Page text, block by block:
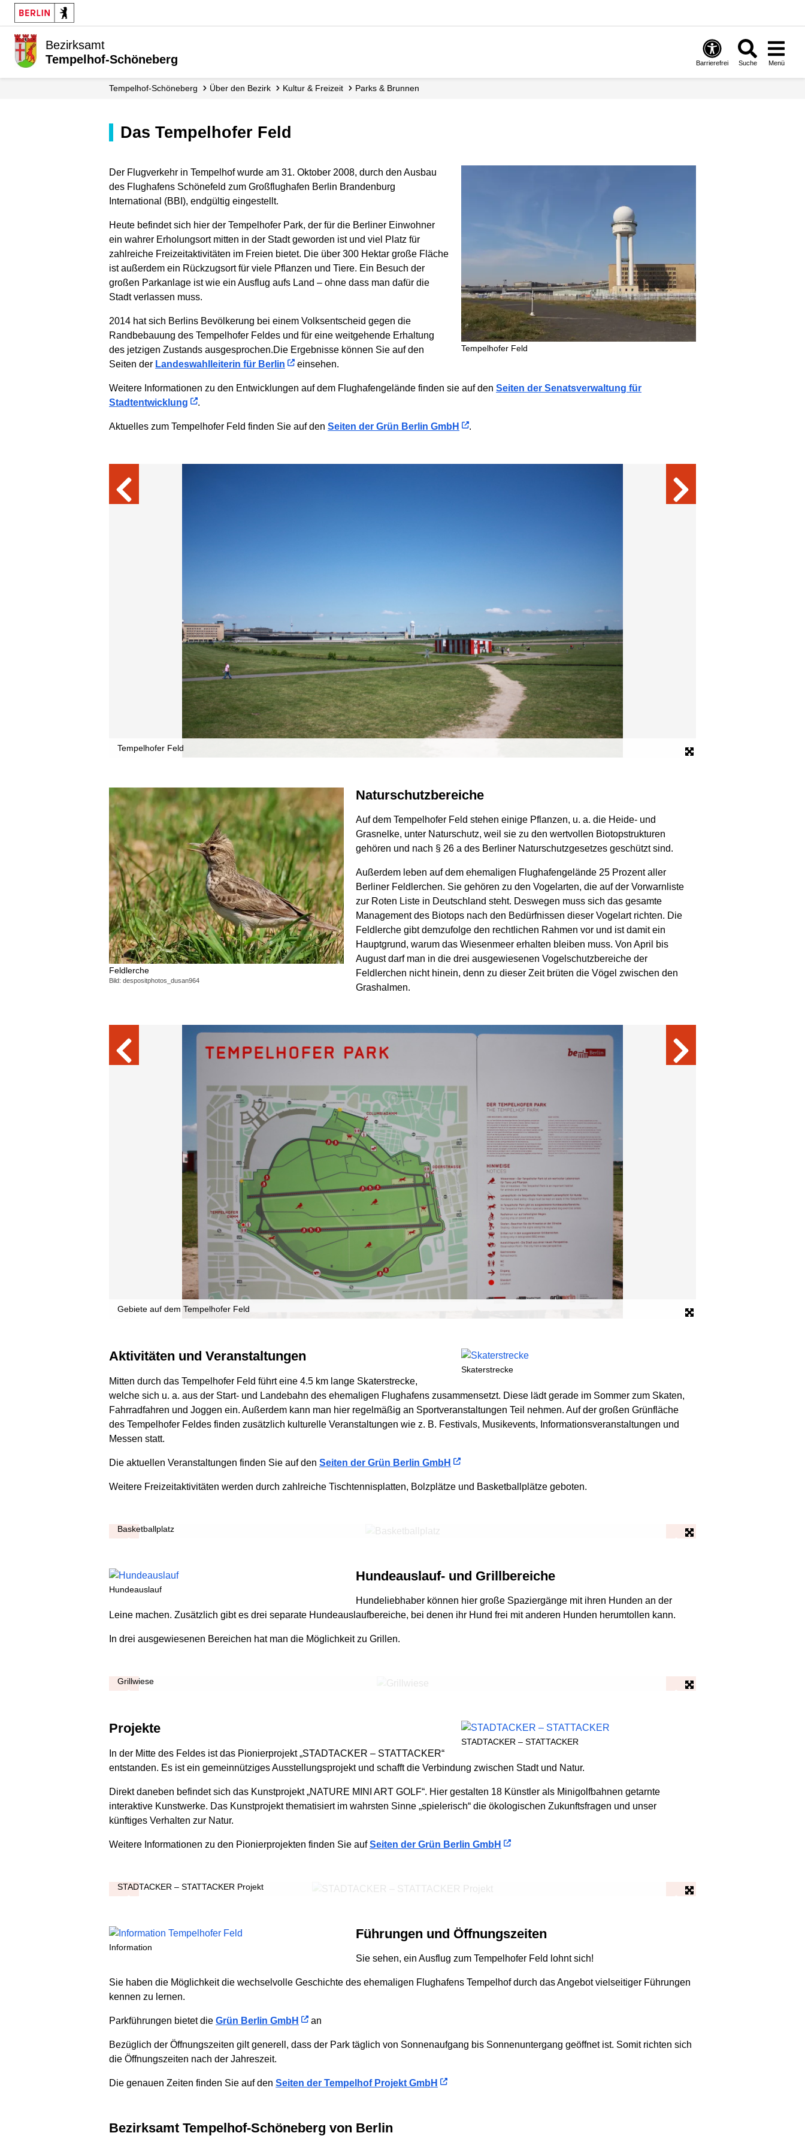
Bezirksamt
Tempelhof-Schöneberg
Barrierefrei Suche Menü
Tempelhof-Schöneberg Über den Bezirk Kultur & Freizeit Parks & Brunnen
Das Tempelhofer Feld
Tempelhofer Feld
Der Flugverkehr in Tempelhof wurde am 31. Oktober 2008, durch den Ausbau
des Flughafens Schönefeld zum Großflughafen Berlin Brandenburg
International (BBI), endgültig eingestellt.
Heute befindet sich hier der Tempelhofer Park, der für die Berliner Einwohner
ein wahrer Erholungsort mitten in der Stadt geworden ist und viel Platz für
zahlreiche Freizeitaktivitäten im Freien bietet. Die über 300 Hektar große Fläche
ist außerdem ein Rückzugsort für viele Pflanzen und Tiere. Ein Besuch der
großen Parkanlage ist wie ein Ausflug aufs Land – ohne dass man dafür die
Stadt verlassen muss.
2014 hat sich Berlins Bevölkerung bei einem Volksentscheid gegen die
Randbebauung des Tempelhofer Feldes und für eine weitgehende Erhaltung
des jetzigen Zustands ausgesprochen.Die Ergebnisse können Sie auf den
Seiten der Landeswahlleiterin für Berlin einsehen.
Weitere Informationen zu den Entwicklungen auf dem Flughafengelände finden sie auf den Seiten der Senatsverwaltung für
Stadtentwicklung
.
Aktuelles zum Tempelhofer Feld finden Sie auf den Seiten der Grün Berlin GmbH .
Tempelhofer Feld
Feldlerche
Bild: despositphotos_dusan964
Naturschutzbereiche
Auf dem Tempelhofer Feld stehen einige Pflanzen, u. a. die Heide- und
Grasnelke, unter Naturschutz, weil sie zu den wertvollen Biotopstrukturen
gehören und nach § 26 a des Berliner Naturschutzgesetzes geschützt sind.
Außerdem leben auf dem ehemaligen Flughafengelände 25 Prozent aller
Berliner Feldlerchen. Sie gehören zu den Vogelarten, die auf der Vorwarnliste
zur Roten Liste in Deutschland steht. Deswegen muss sich das gesamte
Management des Biotops nach den Bedürfnissen dieser Vogelart richten. Die
Feldlerche gibt demzufolge den rechtlichen Rahmen vor und ist damit ein
Hauptgrund, warum das Wiesenmeer erhalten bleiben muss. Von April bis
August darf man in die drei ausgewiesenen Vogelschutzbereiche der
Feldlerchen nicht hinein, denn zu dieser Zeit brüten die Vögel zwischen den
Grashalmen.
Gebiete auf dem Tempelhofer Feld
Skaterstrecke
Aktivitäten und Veranstaltungen
Mitten durch das Tempelhofer Feld führt eine 4.5 km lange Skaterstrecke,
welche sich u. a. aus der Start- und Landebahn des ehemaligen Flughafens zusammensetzt. Diese lädt gerade im Sommer zum Skaten,
Fahrradfahren und Joggen ein. Außerdem kann man hier regelmäßig an Sportveranstaltungen Teil nehmen. Auf der großen Grünfläche
des Tempelhofer Feldes finden zusätzlich kulturelle Veranstaltungen wie z. B. Festivals, Musikevents, Informationsveranstaltungen und
Messen statt.
Die aktuellen Veranstaltungen finden Sie auf den Seiten der Grün Berlin GmbH
Weitere Freizeitaktivitäten werden durch zahlreiche Tischtennisplatten, Bolzplätze und Basketballplätze geboten.
Basketballplatz
Hundeauslauf
Hundeauslauf- und Grillbereiche
Hundeliebhaber können hier große Spaziergänge mit ihren Hunden an der
Leine machen. Zusätzlich gibt es drei separate Hundeauslaufbereiche, bei denen ihr Hund frei mit anderen Hunden herumtollen kann.
In drei ausgewiesenen Bereichen hat man die Möglichkeit zu Grillen.
Grillwiese
STADTACKER – STATTACKER
Projekte
In der Mitte des Feldes ist das Pionierprojekt „STADTACKER – STATTACKER“
entstanden. Es ist ein gemeinnütziges Ausstellungsprojekt und schafft die Verbindung zwischen Stadt und Natur.
Direkt daneben befindet sich das Kunstprojekt „NATURE MINI ART GOLF“. Hier gestalten 18 Künstler als Minigolfbahnen getarnte
interaktive Kunstwerke. Das Kunstprojekt thematisiert im wahrsten Sinne „spielerisch“ die ökologischen Zukunftsfragen und unser
künftiges Verhalten zur Natur.
Weitere Informationen zu den Pionierprojekten finden Sie aufSeiten der Grün Berlin GmbH
STADTACKER – STATTACKER Projekt
Information
Führungen und Öffnungszeiten
Sie sehen, ein Ausflug zum Tempelhofer Feld lohnt sich!
Sie haben die Möglichkeit die wechselvolle Geschichte des ehemaligen Flughafens Tempelhof durch das Angebot vielseitiger Führungen
kennen zu lernen.
Parkführungen bietet die Grün Berlin GmbH an
Bezüglich der Öffnungszeiten gilt generell, dass der Park täglich von Sonnenaufgang bis Sonnenuntergang geöffnet ist. Somit richten sich
die Öffnungszeiten nach der Jahreszeit.
Die genauen Zeiten finden Sie auf den Seiten der Tempelhof Projekt GmbH
Bezirksamt Tempelhof-Schöneberg von Berlin